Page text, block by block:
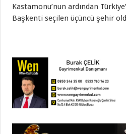
Kastamonu’nun ardından
Başkenti seçilen üçüncü şehir